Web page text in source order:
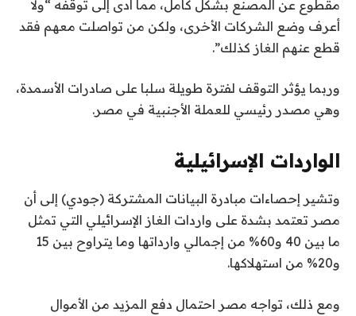
مقطوع عن المصنع بشكل كامل، مما أدى إلى توقفه “ولا
أعرف وضع الشركات الأخرى، ولكن من تواصلت معهم فقد
قطع عنهم الغاز كذلك”.
وربما يؤثر التوقف لفترة طويلة سلبا على صادرات الأسمدة،
وهي مصدر رئيسي للعملة الأجنبية في مصر.
الواردات الإسرائيلية
وتشير إحصاءات مبادرة البيانات المشتركة (جودي) إلى أن
مصر تعتمد بشدة على واردات الغاز الإسرائيلي التي تمثل
ما بين 40 و60% من إجمالي وارداتها وما يتراوح بين 15
و20% من استهلاكها.
ومع ذلك، تواجه مصر احتمال دفع المزيد من الأموال